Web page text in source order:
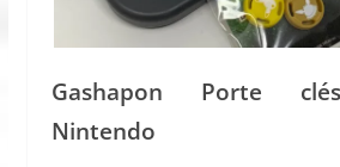
Gashapon Porte
Nintendo